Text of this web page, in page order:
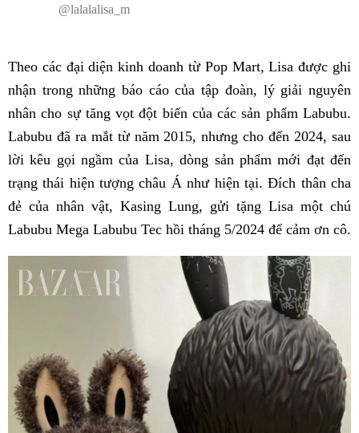
@lalalalisa_m
Theo các đại diện kinh doanh từ Pop Mart, Lisa được ghi
nhận trong những báo cáo của tập đoàn, lý giải nguyên
nhân cho sự tăng vọt đột biến của các sản phẩm Labubu.
Labubu đã ra mắt từ năm 2015, nhưng cho đến 2024, sau
lời kêu gọi ngầm của Lisa, dòng sản phẩm mới đạt đến
trạng thái hiện tượng châu Á như hiện tại. Đích thân cha
đẻ của nhân vật, Kasing Lung, gửi tặng Lisa một chú
Labubu Mega Labubu Tec hồi tháng 5/2024 để cảm ơn cô.